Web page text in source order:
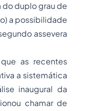
do duplo grau de
a possibilidade
assevera
as recentes
a sistemática
inaugural da
chamar de